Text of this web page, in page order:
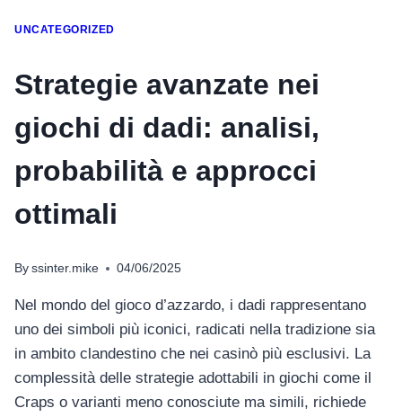
UNCATEGORIZED
Strategie avanzate nei
giochi di dadi: analisi,
probabilità e approcci
ottimali
By ssinter.mike 04/06/2025
Nel mondo del gioco d’azzardo, i dadi rappresentano
uno dei simboli più iconici, radicati nella tradizione sia
in ambito clandestino che nei casinò più esclusivi. La
complessità delle strategie adottabili in giochi come il
Craps o varianti meno conosciute ma simili, richiede